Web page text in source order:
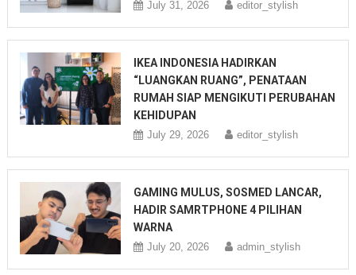
July 31, 2026 editor_stylish
IKEA INDONESIA HADIRKAN
“LUANGKAN RUANG”, PENATAAN
RUMAH SIAP MENGIKUTI PERUBAHAN
KEHIDUPAN
July 29, 2026 editor_stylish
GAMING MULUS, SOSMED LANCAR,
HADIR SAMRTPHONE 4 PILIHAN
WARNA
July 20, 2026 admin_stylish